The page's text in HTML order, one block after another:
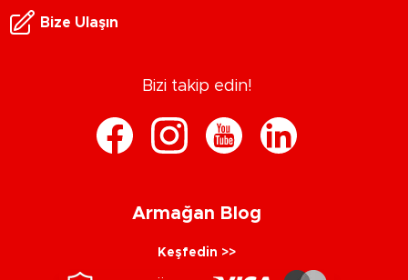
Bize Ulaşın
Bizi takip edin!
Armağan Blog
Keşfedin >>